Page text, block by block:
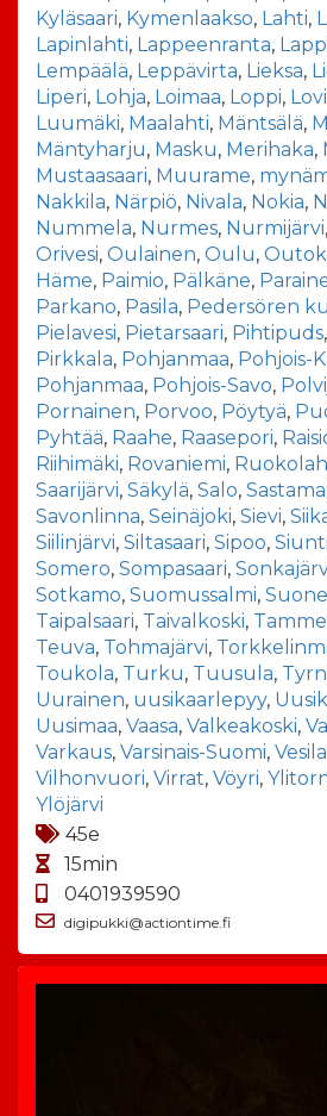
Kyläsaari, Kymenlaakso, Lahti,
Lapinlahti, Lappeenranta,
Lempäälä, Leppävirta, Lieksa,
Liperi, Lohja, Loimaa, Loppi,
Luumäki, Maalahti, Mäntsälä,
Mäntyharju, Masku, Merihaka,
Mustaasaari, Muurame,
Nakkila, Närpiö, Nivala, Nokia,
Nummela, Nurmes, Nurmijärvi,
Orivesi, Oulainen, Oulu,
Häme, Paimio, Pälkäne,
Parkano, Pasila, Pedersören
Pielavesi, Pietarsaari, Pihtipuds,
Pirkkala, Pohjanmaa, Pohjois-
Pohjanmaa, Pohjois-Savo,
Pornainen, Porvoo, Pöytyä,
Pyhtää, Raahe, Raasepori,
Riihimäki, Rovaniemi,
Saarijärvi, Säkylä, Salo,
Savonlinna, Seinäjoki, Sievi,
Siilinjärvi, Siltasaari, Sipoo,
Somero, Sompasaari,
Sotkamo, Suomussalmi,
Taipalsaari, Taivalkoski,
Teuva, Tohmajärvi,
Toukola, Turku, Tuusula,
Uurainen, uusikaarlepyy,
Uusimaa, Vaasa, Valkeakoski,
Varkaus, Varsinais-Suomi,
Vilhonvuori, Virrat, Vöyri,
Ylöjärvi
45e
15min
0401939590
digipukki@actiontime.fi